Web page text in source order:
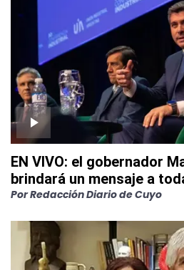
EN VIVO: el gobernador
brindará un mensaje a
PorRedacción Diario de Cuyo